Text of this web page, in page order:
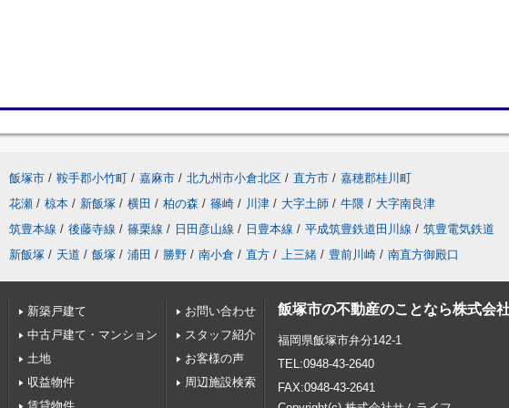
飯塚市 / 鞍手郡小竹町 / 嘉麻市 / 北九州市小倉北区 / 直方市 / 嘉穂郡桂川町
花瀬 / 椋本 / 新飯塚 / 横田 / 柏の森 / 篠崎 / 川津 / 大字土師 / 牛隈 / 大字南良津
筑豊本線 / 後藤寺線 / 篠栗線 / 日田彦山線 / 日豊本線 / 平成筑豊鉄道田川線 / 筑豊電気鉄道
新飯塚 / 天道 / 飯塚 / 浦田 / 勝野 / 南小倉 / 直方 / 上三緒 / 豊前川崎 / 南直方御殿口
新築戸建て
中古戸建て・マンション
土地
収益物件
お問い合わせ
スタッフ紹介
お客様の声
周辺施設検索
飯塚市の不動産のことなら株式会
福岡県飯塚市弁分142-1
TEL:0948-43-2640
FAX:0948-43-2641